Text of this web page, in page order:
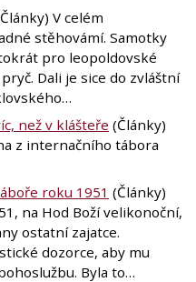
V celém
stěhovámí. Samotky
pro leopoldovské
Dali je sice do zvláštní
než v klášteře (Články)
z internačního tábora
roku 1951 (Články)
na Hod Boží velikonoční,
ostatní zajatce.
dozorce, aby mu
Byla to…